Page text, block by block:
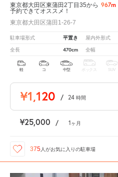
東京都大田区東蒲田2丁目35から 967m
予約できてオススメ！
東京都大田区蒲田1-26-7
駐車場形式 平置き 屋内外形式
全長 470cm 全幅
軽 コ 中型 ボックス SUV
¥1,120 / 24 時間
¥25,000 / 1ヶ月
375 人がお気に入りの駐車場